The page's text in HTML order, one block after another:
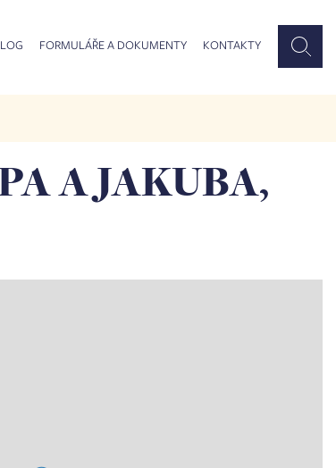
FORMULÁŘE A DOKUMENTY KONTAKTY
A JAKUBA,